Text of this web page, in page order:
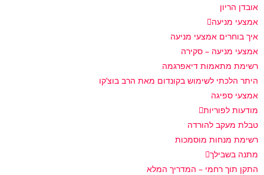
אובדן הריון
אמצעי מניעה
איך בוחרים אמצעי מניעה
אמצעי מניעה – סקירה
רשימת מתאמות דיאפרגמה
היתר הלכתי לשימוש בקונדום מאת הרב בוצ’קו
אמצעי ספיגה
מודעות לפוריות
טבלת מעקב להורדה
רשימת מנחות מוסמכות
מתנה בשבילך
התקן תוך רחמי – המדריך המלא